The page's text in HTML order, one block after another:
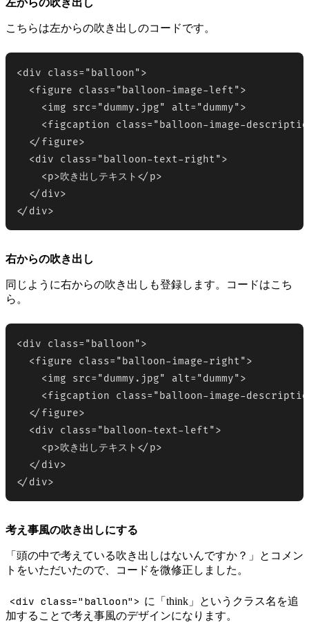
左からの吹き出し
こちらは左からの吹き出しのコードです。
<div class="balloon">
  <figure class="balloon-image-left">
    <img src="dummy.jpg" alt="dummy">
<figcaption class="balloon-image-
  </figure>
  <div class="balloon-text-right">
    <p>吹き出しテキスト</p>
  </div>
</div>
右からの吹き出し
同じように右からの吹き出しも登録します。コードはこち
ら。
<div class="balloon">
  <figure class="balloon-image-right">
    <img src="dummy.jpg" alt="dummy">
<figcaption class="balloon-image-
  </figure>
  <div class="balloon-text-left">
    <p>吹き出しテキスト</p>
  </div>
</div>
考え事風の吹き出しにする
「頭の中で考えている吹き出しはないんですか？」とコメン
トをいただいたので、コードを微修正しました。
<div class="balloon"> に「think」というクラス名を追
加することで考え事風のデザインになります。